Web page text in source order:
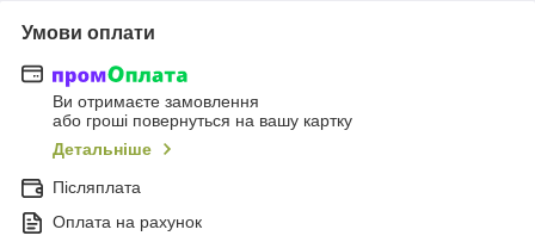
Умови оплати
Ви отримаєте замовлення
або гроші повернуться на вашу картку
Детальніше
Післяплата
Оплата на рахунок